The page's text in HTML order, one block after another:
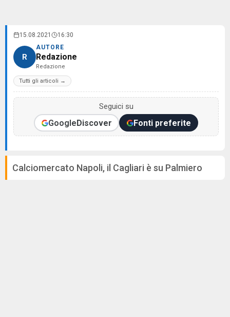
15.08.2021 16:30
R
AUTORE
Redazione
Redazione
Tutti gli articoli →
Seguici su
GoogleDiscover Fonti preferite
Calciomercato Napoli, il Cagliari è su Palmiero